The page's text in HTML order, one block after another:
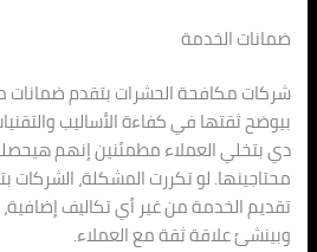
ضمانات الخدمة
شركات مكافحة الحشرات بتقدم ضمانات
بيوضح ثقتها في كفاءة الأساليب
دي بتخلي العملاء مطمئنين إنهم
محتاجينها. لو تكررت المشكلة، الشركات
تقديم الخدمة من غير أي تكاليف
وبينشئ علاقة ثقة مع العملاء.